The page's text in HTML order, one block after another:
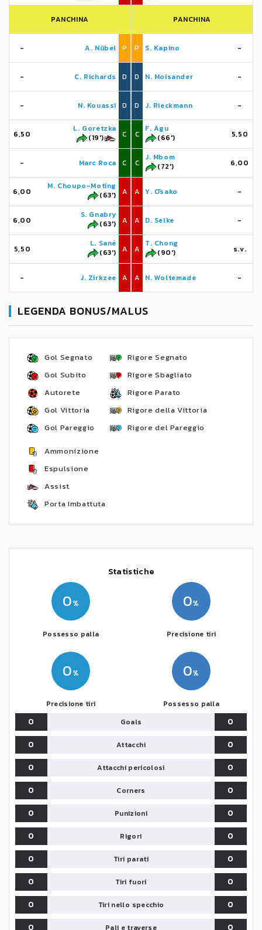
PANCHINA
- A. Nübel P
- C. Richards D
- N. Kouassi D
6,50
L. Goretzka
(19')
C
- Marc Roca C
6,00
M. Choupo-Moting
(63')
A
6,00
S. Gnabry
(63')
A
5,50
L. Sané
(63')
A
- J. Zirkzee A
PANCHINA
P S. Kapino -
D N. Moisander -
D J. Rieckmann -
C
F. Agu
(66')
5,50
C
J. Mbom
(72')
6,00
A Y. Ōsako -
A D. Selke -
A
T. Chong
(90')
s.v.
A N. Woltemade -
LEGENDA BONUS/MALUS
Gol Segnato
Gol Subito
Autorete
Gol Vittoria
Gol Pareggio
Rigore Segnato
Rigore Sbagliato
Rigore Parato
Rigore della Vittoria
Rigore del Pareggio
Ammonizione
Espulsione
Assist
Porta Imbattuta
Statistiche
0
Possesso palla
0
Precisione tiri
0
Possesso palla
0
Precisione tiri
0 Goals
0
0
Attacchi
0
0
Attacchi pericolosi
0
0
Corners
0
0
Punizioni
0
0
Rigori
0
0
Tiri parati
0
0
Tiri fuori
0
0
Tiri nello specchio
0
0
Pali e traverse 0